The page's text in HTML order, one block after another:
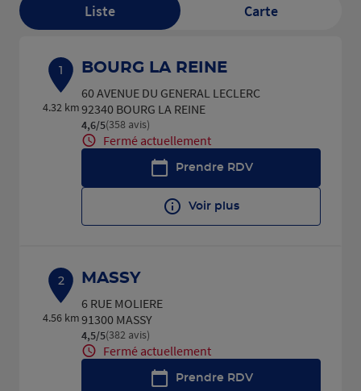
Liste Carte
1
4.32 km
BOURG LA REINE
60 AVENUE DU GENERAL LECLERC
92340 BOURG LA REINE
4,6/5Note de 4.6 sur 5
(358 avis)
Fermé actuellement
Prendre RDV
Voir plus
2
4.56 km
MASSY
6 RUE MOLIERE
91300 MASSY
4,5/5Note de 4.5 sur 5
(382 avis)
Fermé actuellement
Prendre RDV